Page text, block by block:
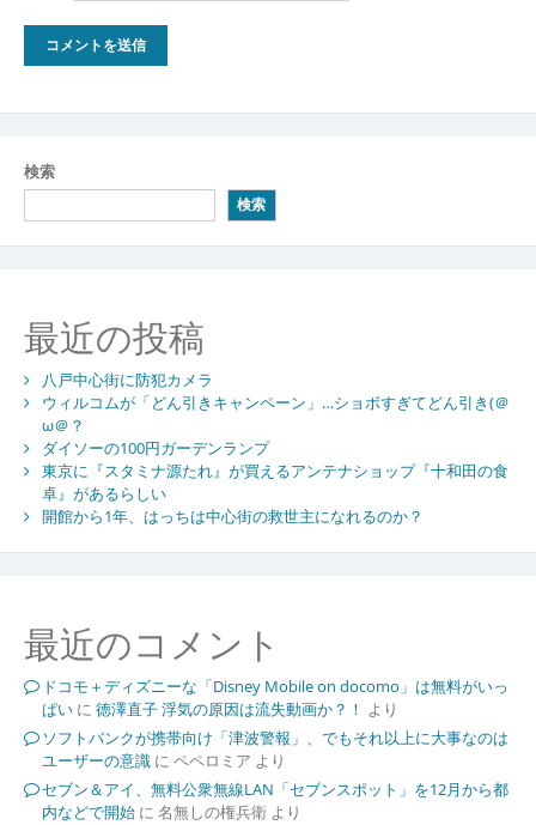
検索
検索
最近の投稿
八戸中心街に防犯カメラ
ウィルコムが「どん引きキャンペーン」…ショボすぎてどん引き(＠
ω＠？
ダイソーの100円ガーデンランプ
東京に『スタミナ源たれ』が買えるアンテナショップ『十和田の食
卓』があるらしい
開館から1年、はっちは中心街の救世主になれるのか？
最近のコメント
ドコモ＋ディズニーな「Disney Mobile on docomo」は無料がいっ
ぱいに 徳澤直子 浮気の原因は流失動画か？！ より
ソフトバンクが携帯向け「津波警報」、でもそれ以上に大事なのは
ユーザーの意識に ペペロミア より
セブン＆アイ、無料公衆無線LAN「セブンスポット」を12月から都
内などで開始に 名無しの権兵衛より